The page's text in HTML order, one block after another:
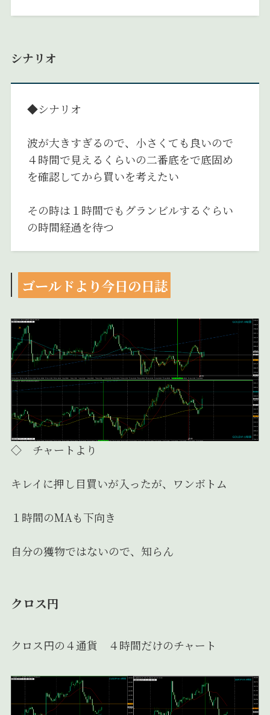
シナリオ
◆シナリオ
波が大きすぎるので、小さくても良いので
４時間で見えるくらいの二番底をで底固め
を確認してから買いを考えたい
その時は１時間でもグランビルするぐらい
の時間経過を待つ
ゴールドより今日の日誌
◇ チャートより
キレイに押し目買いが入ったが、ワンボトム
１時間のMAも下向き
自分の獲物ではないので、知らん
クロス円
クロス円の４通貨 ４時間だけのチャート